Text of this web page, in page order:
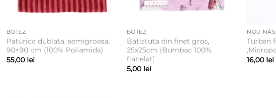
BOTEZ
Paturica dublata, semigroasa,
90×90 cm (100% Poliamida)
55,00 lei
BOTEZ
Batistuta din finet gros,
25x25cm (Bumbac 100%,
flanelat)
5,00 lei
NOU
Turban
16,00 lei